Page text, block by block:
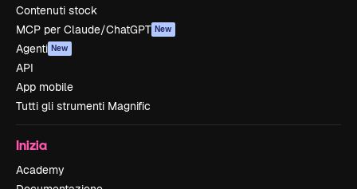
Contenuti stock
MCP per Claude/ChatGPT New
Agenti New
API
App mobile
Tutti gli strumenti Magnific
Inizia
Academy